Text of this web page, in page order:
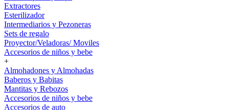
Extractores
Esterilizador
Intermediarios y Pezoneras
Sets de regalo
Proyector/Veladoras/ Moviles
Accesorios de niños y bebe
+
Almohadones y Almohadas
Baberos y Babitas
Mantitas y Rebozos
Accesorios de niños y bebe
Accesorios de auto